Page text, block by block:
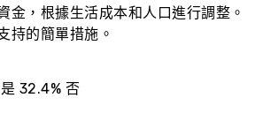
金，根據生活成本和人口進行調整。
持的簡單措施。
32.4% 否